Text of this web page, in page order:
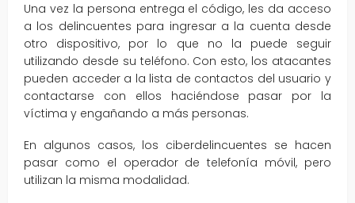
Una vez la persona entrega el código, les da acceso
a los delincuentes para ingresar a la cuenta desde
otro dispositivo, por lo que no la puede seguir
utilizando desde su teléfono. Con esto, los atacantes
pueden acceder a la lista de contactos del usuario y
contactarse con ellos haciéndose pasar por la
víctima y engañando a más personas.
En algunos casos, los ciberdelincuentes se hacen
pasar como el operador de telefonía móvil, pero
utilizan la misma modalidad.